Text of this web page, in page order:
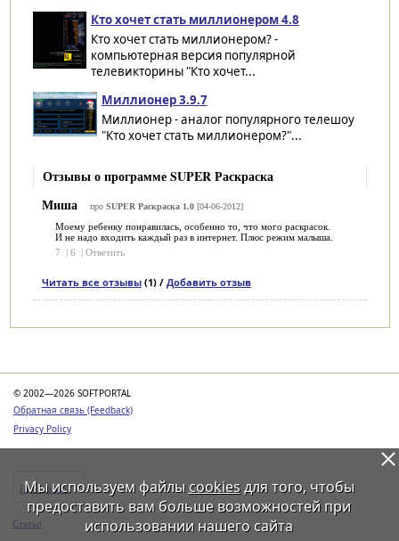
Кто хочет стать миллионером 4.8
Кто хочет стать миллионером? -
компьютерная версия популярной
телевикторины "Кто хочет...
Миллионер 3.9.7
Миллионер - аналог популярного телешоу
"Кто хочет стать миллионером?"...
Отзывы о программе SUPER Раскраска
Миша
про SUPER Раскраска 1.0[04-06-2012]
Моему ребенку понравилась, особенно то, что мого раскрасок.
И не надо входить каждый раз в интернет. Плюс режим малыша.
7
6 Ответить
Читать все отзывы(1) / Добавить отзыв
© 2002—2026 SOFTPORTAL
Обратная связь (Feedback)
Privacy Policy
Программы
Статьи
Мы используем файлы cookiesдля того, чтобы
предоставить вам больше возможностей при
использовании нашего сайта